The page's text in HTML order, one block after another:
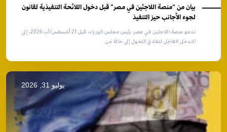
بيان من “منصة اللاجئين في مصر” قبل دخول اللائحة التنفيذية لقانون
لجوء الأجانب حيز التنفيذ
تدعو منصة اللاجئين في مصر رئيس مجلس الوزراء، قبل 21 أغسطس/آب 2026، إلى
التدخل العاجل لتفادي التحول إلى حالة من
يوليو 31, 2026